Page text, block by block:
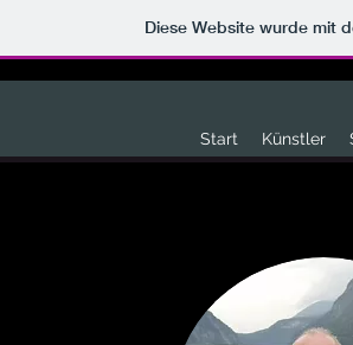
Diese Website wurde mit
Start Künstler